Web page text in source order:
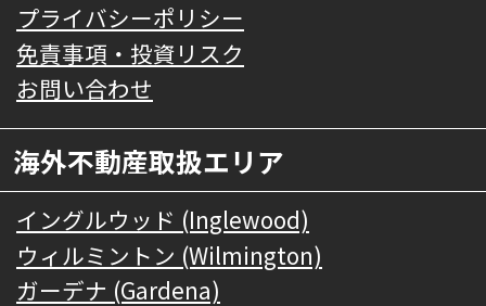
プライバシーポリシー
免責事項・投資リスク
お問い合わせ
海外不動産取扱エリア
イングルウッド (Inglewood)
ウィルミントン (Wilmington)
ガーデナ (Gardena)